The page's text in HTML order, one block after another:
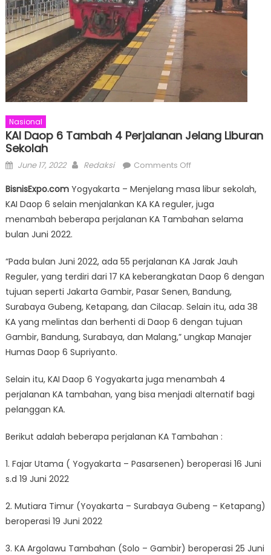
Nasional
KAI Daop 6 Tambah 4 Perjalanan Jelang Liburan
Sekolah
Posted
June 17, 2022 Author
Redaksi Comments Offon
Daop
6
Tambah
Jelang
Liburan
Sekolah
BisnisExpo.comYogyakarta – Menjelang masa libur sekolah,
KAI Daop 6 selain menjalankan KA KA reguler, juga
menambah beberapa perjalanan KA Tambahan selama
bulan Juni 2022.
“Pada bulan Juni 2022, ada 55 perjalanan KA Jarak Jauh
Reguler, yang terdiri dari 17 KA keberangkatan Daop 6 dengan
tujuan seperti Jakarta Gambir, Pasar Senen, Bandung,
Surabaya Gubeng, Ketapang, dan Cilacap. Selain itu, ada 38
KA yang melintas dan berhenti di Daop 6 dengan tujuan
Gambir, Bandung, Surabaya, dan Malang,” ungkap Manajer
Humas Daop 6 Supriyanto.
Selain itu, KAI Daop 6 Yogyakarta juga menambah 4
perjalanan KA tambahan, yang bisa menjadi alternatif bagi
pelanggan KA.
Berikut adalah beberapa perjalanan KA Tambahan :
1. Fajar Utama ( Yogyakarta – Pasarsenen) beroperasi 16 Juni
s.d 19 Juni 2022
2. Mutiara Timur (Yoyakarta – Surabaya Gubeng – Ketapang)
beroperasi 19 Juni 2022
3. KA Argolawu Tambahan (Solo – Gambir) beroperasi 25 Juni